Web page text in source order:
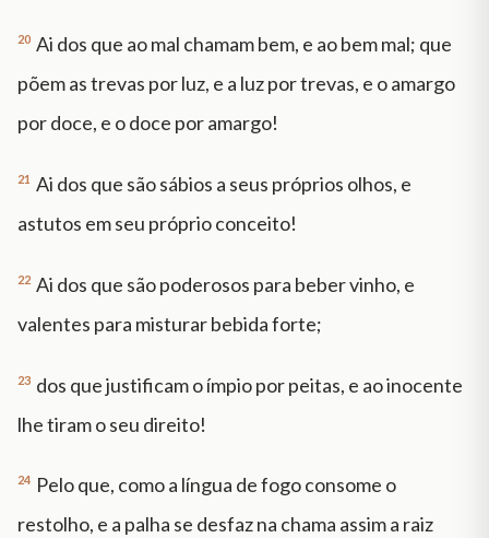
20 Ai dos que ao mal chamam bem, e ao bem mal; que
põem as trevas por luz, e a luz por trevas, e o amargo
por doce, e o doce por amargo!
21 Ai dos que são sábios a seus próprios olhos, e
astutos em seu próprio conceito!
22 Ai dos que são poderosos para beber vinho, e
valentes para misturar bebida forte;
23 dos que justificam o ímpio por peitas, e ao inocente
lhe tiram o seu direito!
24 Pelo que, como a língua de fogo consome o
restolho, e a palha se desfaz na chama assim a raiz